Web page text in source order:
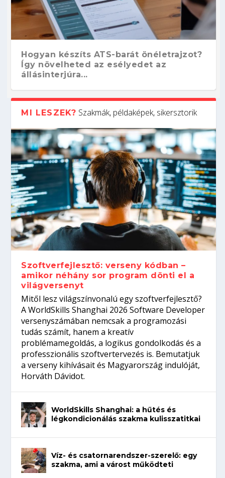
Hogyan készíts ATS-barát önéletrajzot?
Így növelheted az esélyedet az
állásinterjúra...
Kitalálod, mire használják ezeket a
gépeket?
Nem sikerült az egyetemi felvételi?
Tanulj szakmát!
Szoftverfejlesztő: verseny kódban –
amikor néhány sor program dönti el a
világversenyt...
Digitális detox – hogyan kapcsolódj ki
telefon nélkül?
MI LESZEK? Szakmák, példaképek, sikersztorik
Szoftverfejlesztő: verseny kódban –
amikor néhány sor program dönti el a
világversenyt
Mitől lesz világszínvonalú egy szoftverfejlesztő?
A WorldSkills Shanghai 2026 Software Developer
versenyszámában nemcsak a programozási
tudás számít, hanem a kreatív
problémamegoldás, a logikus gondolkodás és a
professzionális szoftvertervezés is. Bemutatjuk
a verseny kihívásait és Magyarország indulóját,
Horváth Dávidot.
WorldSkills Shanghai: a hűtés és
légkondicionálás szakma kulisszatitkai
Víz- és csatornarendszer-szerelő: egy
szakma, ami a várost működteti